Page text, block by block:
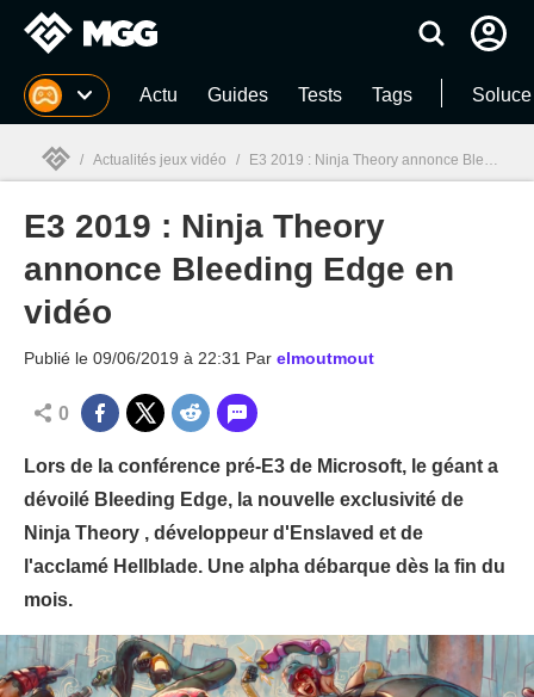
MGG Actu Guides Tests Tags
MGG
/ Actualités jeux vidéo / E3 2019 : Ninja Theory annonce Bleeding Edge en vidéo
E3 2019 : Ninja Theory
annonce Bleeding Edge en
vidéo
Publié le 09/06/2019 à 22:31 Par elmoutmout
0
Lors de la conférence pré-E3 de Microsoft, le géant a
dévoilé Bleeding Edge, la nouvelle exclusivité de
Ninja Theory , développeur d'Enslaved et de
l'acclamé Hellblade. Une alpha débarque dès la fin du
mois.